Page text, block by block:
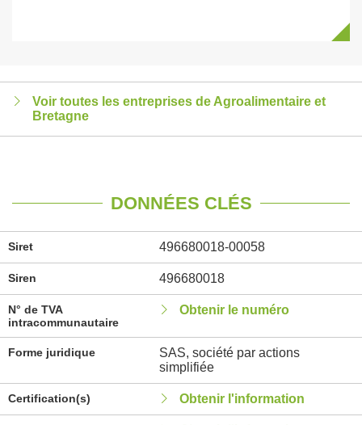
Voir toutes les entreprises de Agroalimentaire et
Bretagne
DONNÉES CLÉS
Siret 496680018-00058
Siren 496680018
N° de TVA
intracommunautaire
Obtenir le numéro
Forme juridique
SAS, société par actions
simplifiée
Certification(s) Obtenir l'information